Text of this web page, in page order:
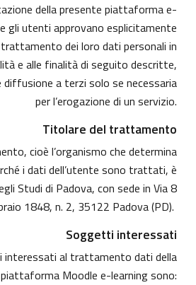
della presente piattaforma e-
gli utenti approvano esplicitamente
dei loro dati personali in
e alle finalità di seguito descritte,
diffusione a terzi solo se necessaria
per l’erogazione di un servizio.
Titolare del trattamento
cioè l’organismo che determina
i dati dell’utente sono trattati, è
Studi di Padova, con sede in Via 8
1848, n. 2, 35122 Padova (PD).
Soggetti interessati
interessati al trattamento dati della
piattaforma Moodle e-learning sono: